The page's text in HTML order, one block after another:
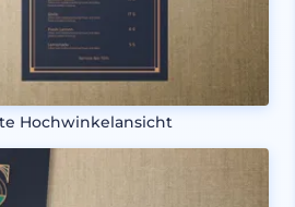
Hochwinkelansicht